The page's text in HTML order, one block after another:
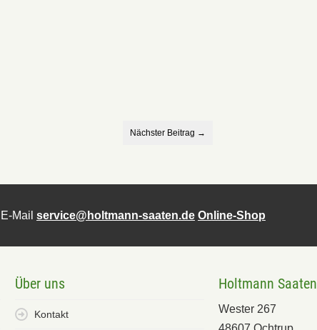
Nächster Beitrag →
E-Mail service@holtmann-saaten.de Online-Shop
Über uns
Kontakt
Holtmann Saaten
Wester 267